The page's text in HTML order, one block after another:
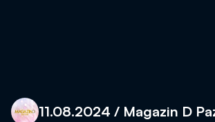
11.08.2024 / Magazin D